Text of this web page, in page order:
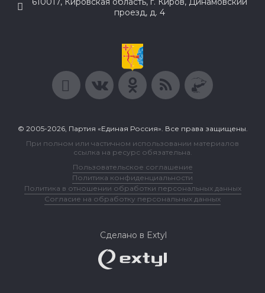
проезд, д. 4
© 2005-2026, Партия «Единая Россия». Все права защищены.
При полном или частичном использовании материалов
ссылка на ресурс обязательна.
Пользовательское соглашение
Политика конфиденциальности
Политика в отношении обработки персональных данных
Согласие на обработку персональных данных
Сделано в Extyl